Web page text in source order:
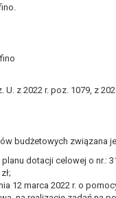
z 2022 r. poz. 1079, z
budżetowych związana
dotacji celowej o nr.:
12 marca 2022 r. o
powierzenia
oraz zgodnie z
odbywa się do czasu
przez okres niezbędny
wyrażenia zgody
okres wynikający z
do celów kontrolnych.